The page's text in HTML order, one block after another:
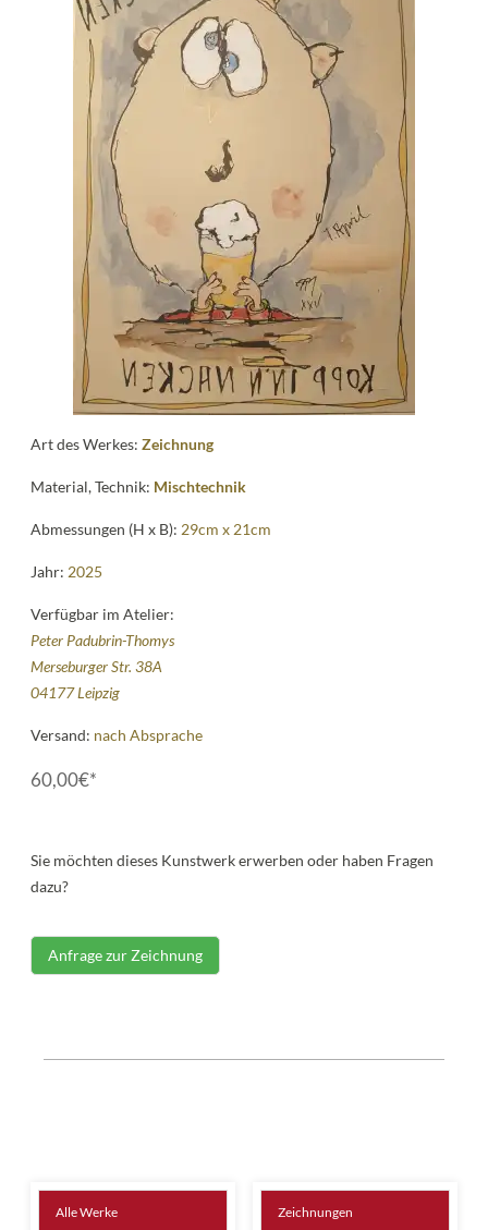
Katalog
News
Kontakt
Art des Werkes:Zeichnung
Material, Technik: Mischtechnik
Abmessungen (H x B): 29cm x 21cm
Jahr: 2025
Verfügbar im Atelier:
Peter Padubrin-Thomys
Merseburger Str. 38A
04177 Leipzig
Versand: nach Absprache
60,00€*
Sie möchten dieses Kunstwerk erwerben oder haben Fragen
dazu?
Anfrage zur Zeichnung
Alle Werke Zeichnungen